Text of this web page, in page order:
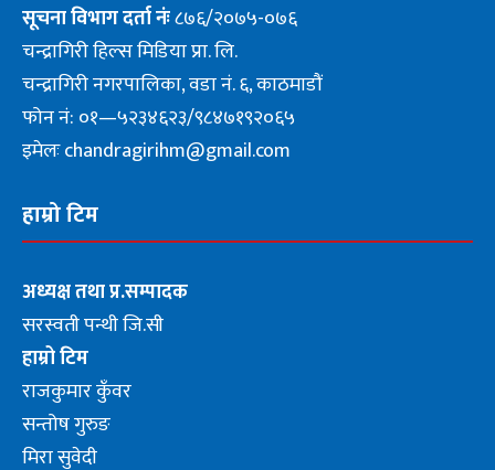
सूचनाविभाग दर्ता नंः८७६/२०७५-०७६
चन्द्रागिरी हिल्स मिडिया प्रा. लि.
चन्द्रागिरी नगरपालिका, वडा नं. ६, काठमाडौं
फोन नं: ०१—५२३४६२३/९८४७१९२०६५
इमेलः chandragirihm@gmail.com
हाम्रो टिम
अध्यक्ष तथा प्र.सम्पादक
सरस्वती पन्थी जि.सी
हाम्रो टिम
राजकुमार कुँवर
सन्तोष गुरुङ
मिरा सुवेदी